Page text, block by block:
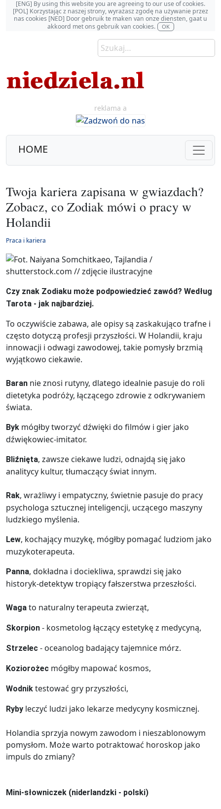
[ENG] By using this website you are agreeing to our use of cookies.
[POL] Korzystając z naszej strony, wyrażasz zgodę na używanie przez
nas cookies [NED] Door gebruik te maken van onze diensten, gaat u
akkoord met ons gebruik van cookies.
OK
reklama a
HOME
Twoja kariera zapisana w gwiazdach?
Zobacz, co Zodiak mówi o pracy w
Holandii
Praca i kariera
Czy znak Zodiaku może podpowiedzieć zawód? Według
Tarota - jak najbardziej.
To oczywiście zabawa, ale opisy są zaskakująco trafne i
często dotyczą profesji przyszłości. W Holandii, kraju
innowacji i odwagi zawodowej, takie pomysły brzmią
wyjątkowo ciekawie.
Baran nie znosi rutyny, dlatego idealnie pasuje do roli
dietetyka podróży, łączącego zdrowie z odkrywaniem
świata.
Byk mógłby tworzyć dźwięki do filmów i gier jako
dźwiękowiec-imitator.
Bliźnięta, zawsze ciekawe ludzi, odnajdą się jako
analitycy kultur, tłumaczący świat innym.
Rak, wrażliwy i empatyczny, świetnie pasuje do pracy
psychologa sztucznej inteligencji, uczącego maszyny
ludzkiego myślenia.
Lew, kochający muzykę, mógłby pomagać ludziom jako
muzykoterapeuta.
Panna, dokładna i dociekliwa, sprawdzi się jako
historyk-detektyw tropiący fałszerstwa przeszłości.
Waga to naturalny terapeuta zwierząt,
Skorpion - kosmetolog łączący estetykę z medycyną,
Strzelec - oceanolog badający tajemnice mórz.
Koziorożec mógłby mapować kosmos,
Wodnik testować gry przyszłości,
Ryby leczyć ludzi jako lekarze medycyny kosmicznej.
Holandia sprzyja nowym zawodom i nieszablonowym
pomysłom. Może warto potraktować horoskop jako
impuls do zmiany?
Mini-słowniczek (niderlandzki - polski)